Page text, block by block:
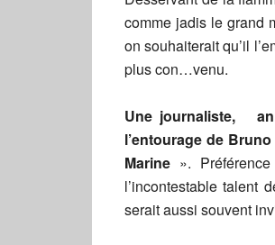
comme jadis le grand
on souhaiterait qu’il
plus con…venu.
Une journaliste,
l’entourage de
Marine ».
l’incontestable
serait aussi souvent